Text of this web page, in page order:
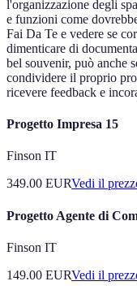
l'organizzazione degli
e funzioni come
Fai Da Te e vedere se
dimenticare di
bel souvenir, può anche
condividere il proprio
ricevere feedback e
Progetto Impresa 15
Finson IT
349.00 EURVedi il
Progetto Agente di
Finson IT
149.00 EURVedi il